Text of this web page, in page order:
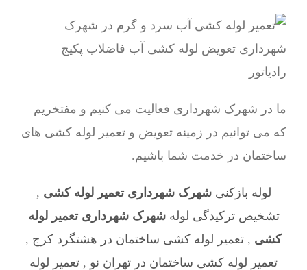
ما در شهرک شهرداری فعالیت می کنیم و مفتخریم
که می توانیم در زمینه تعویض و تعمیر لوله کشی های
ساختمان در خدمت شما باشیم.
لوله بازکنیشهرک شهرداری تعمیر لوله کشی ,
تشخیص ترکیدگی لولهشهرک شهرداری تعمیر لوله
کشی , تعمیر لوله کشی ساختمان در هشتگرد کرج ,
تعمیر لوله کشی ساختمان در تهران نو , تعمیر لوله